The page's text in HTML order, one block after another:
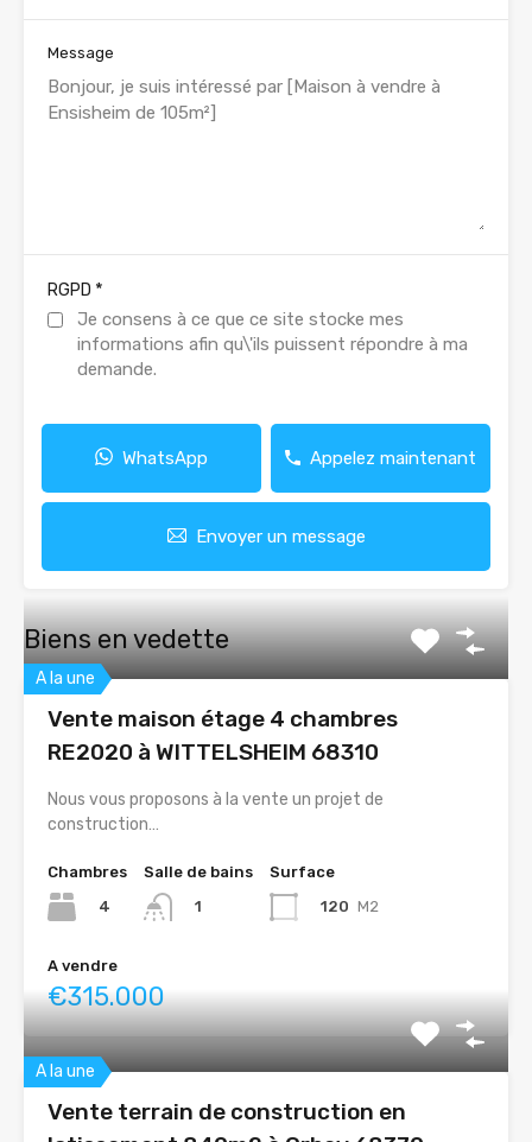
Message
RGPD *
Je consens à ce que ce site stocke mes
informations afin qu\'ils puissent répondre à ma
demande.
WhatsApp Appelez maintenant
Envoyer un message
Biens en vedette
A la une
Vente maison étage 4 chambres
RE2020 à WITTELSHEIM 68310
Nous vous proposons à la vente un projet de
construction…
Chambres
4
Salle de bains
1
Surface
120 M2
A vendre
€315.000
A la une
Vente terrain de construction en